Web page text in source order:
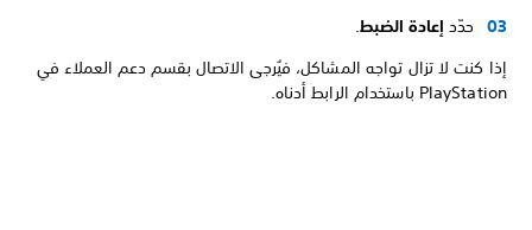
حدّد إعادة الضبط.
إذا كنت لا تزال تواجه المشاكل، فيُرجى الاتصال بقسم دعم العملاء في
PlayStation باستخدام الرابط أدناه.